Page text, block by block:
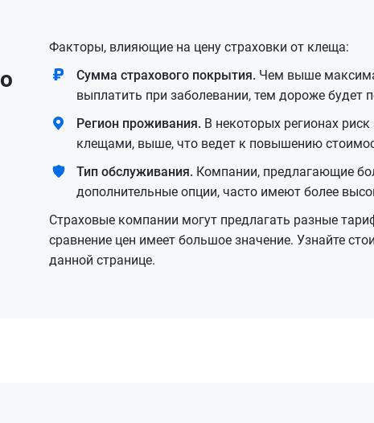
Факторы, влияющие на цену страховки от клеща:
Cумма страхового покрытия. Чем выше
выплатить при заболевании, тем дороже будет
Регион проживания. В некоторых регионах
клещами, выше, что ведет к повышению
Тип обслуживания. Компании, предлагающие
дополнительные опции, часто имеют более
Страховые компании могут предлагать разные
сравнение цен имеет большое значение. Узнайте
данной странице.